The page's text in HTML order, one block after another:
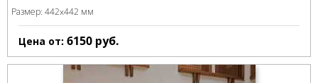
Размер: 442x442 мм
Цена от: 6150 руб.